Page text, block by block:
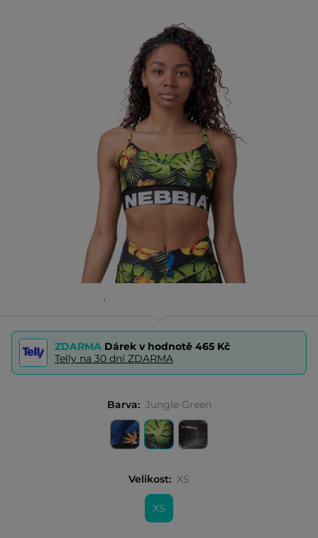
ZDARMA Dárek v hodnotě 465 Kč
Telly na 30 dní ZDARMA
Barva: Jungle Green
Velikost: XS
XS